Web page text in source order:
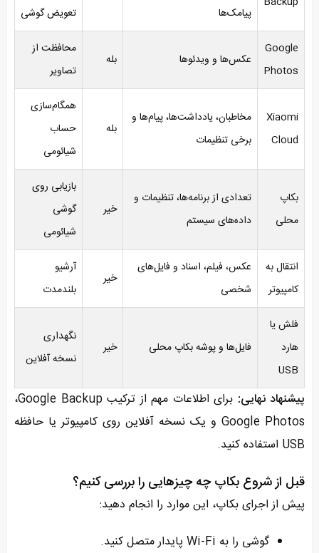
پیامک‌ها
تعویض گوشی
Google
Photos
عکس‌ها و ویدئوها بله
محافظت از
تصاویر
Xiaomi
Cloud
مخاطبان، یادداشت‌ها، پیام‌ها و
برخی تنظیمات
بله
همگام‌سازی
حساب
شیائومی
بکاپ
محلی
تعدادی از برنامه‌ها، تنظیمات و
داده‌های سیستم
خیر
بازیابی روی
گوشی
شیائومی
انتقال به
کامپیوتر
عکس، فیلم، اسناد و فایل‌های
شخصی
خیر
آرشیو
بلندمدت
فلش یا
هارد
USB
فایل‌ها و پوشه بکاپ محلی خیر
نگهداری
نسخه آفلاین
پیشنهاد نهایی:
برای اطلاعات مهم از ترکیب Google Backup،
‏Google Photos و یک نسخه آفلاین روی کامپیوتر یا حافظه
USB استفاده کنید.
قبل از شروع بکاپ چه چیزهایی را بررسی کنیم؟
پیش از اجرای بکاپ، این موارد را انجام دهید:
گوشی را به Wi-Fi پایدار متصل کنید.